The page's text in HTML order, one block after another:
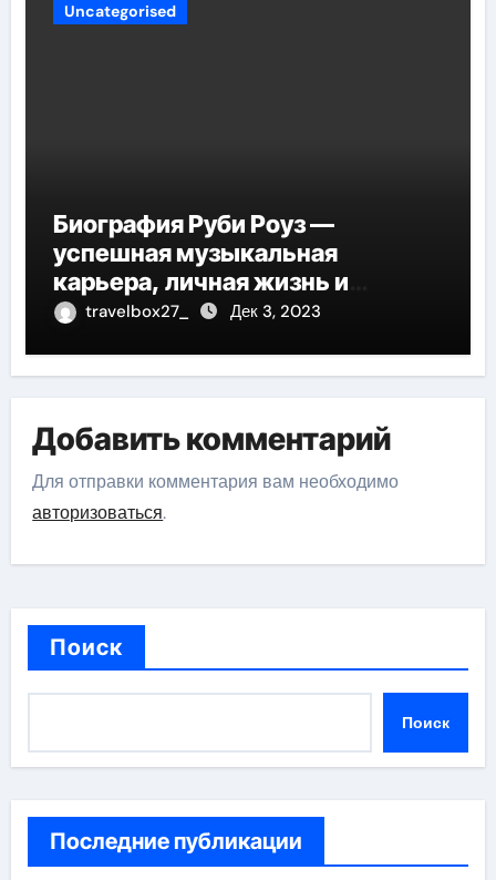
Uncategorised
Биография Руби Роуз —
успешная музыкальная
карьера, личная жизнь и
знаковые достижения
travelbox27_ Дек 3, 2023
Добавить комментарий
Для отправки комментария вам необходимо
авторизоваться.
Поиск
Поиск
Последние публикации